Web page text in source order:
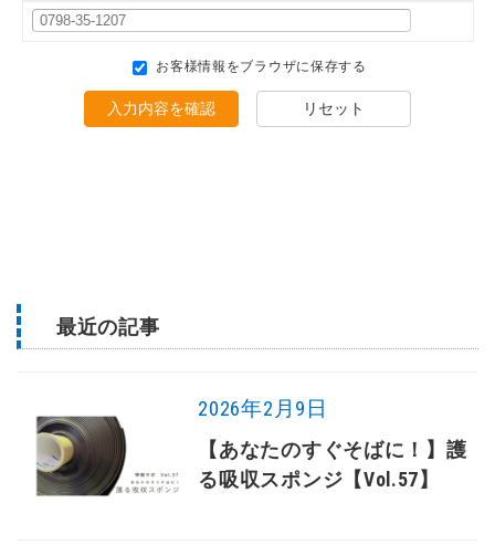
お客様情報をブラウザに保存する
入力内容を確認 リセット
最近の記事
2026年2月9日
【あなたのすぐそばに！】護
る吸収スポンジ【Vol.57】